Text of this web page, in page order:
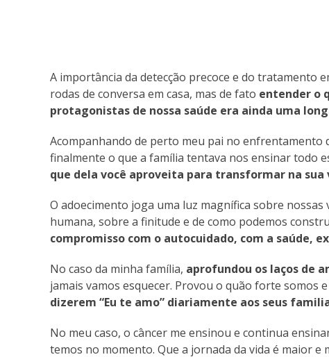
A importância da detecção precoce e do tratamento
rodas de conversa em casa, mas de fato entender o
protagonistas de nossa saúde era ainda uma
Acompanhando de perto meu pai no enfrentamento
finalmente o que a família tentava nos ensinar todo
que dela você aproveita para transformar na sua
O adoecimento joga uma luz magnífica sobre
humana, sobre a finitude e de como podemos
compromisso com o autocuidado, com a saúde,
No caso da minha família, aprofundou os laços de
jamais vamos esquecer. Provou o quão forte somos
dizerem “Eu te amo” diariamente aos seus
No meu caso, o câncer me ensinou e continua
temos no momento. Que a jornada da vida é maior